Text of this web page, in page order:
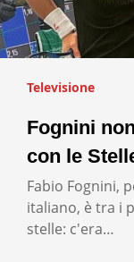
Televisione
Fognini
con le
Fabio Fognini,
italiano, è tra i
stelle: c'era…